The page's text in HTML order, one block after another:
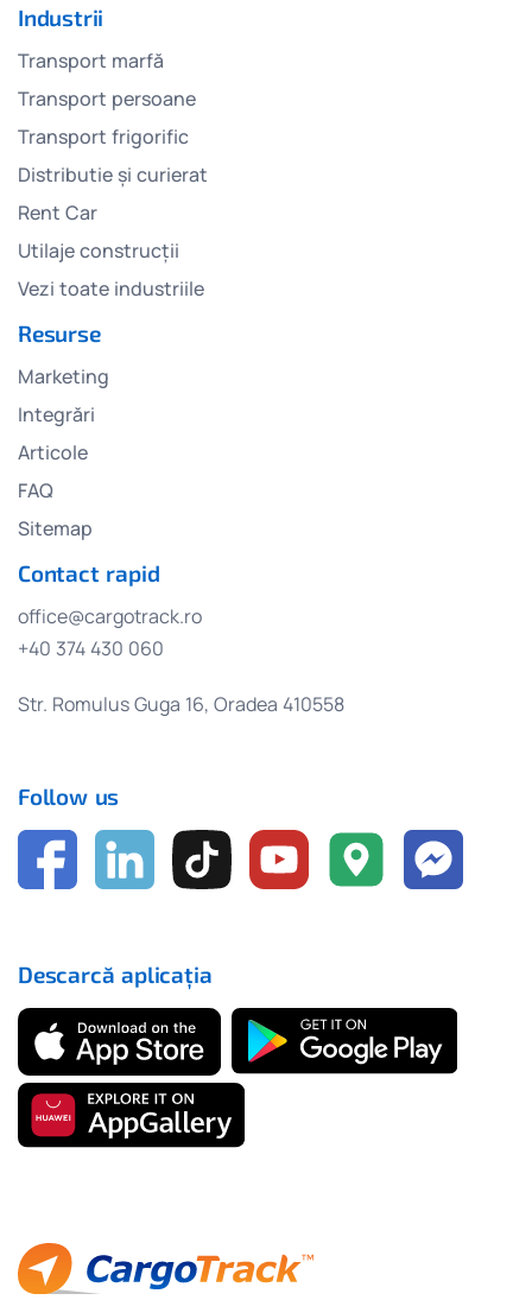
Industrii
Transport marfă
Transport persoane
Transport frigorific
Distributie și curierat
Rent Car
Utilaje construcții
Vezi toate industriile
Resurse
Marketing
Integrări
Articole
FAQ
Sitemap
Contact rapid
office@cargotrack.ro
+40 374 430 060
Str. Romulus Guga 16, Oradea 410558
Follow us
Descarcă aplicația